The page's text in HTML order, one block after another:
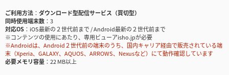
ご利用方法
ダウンロード型配信サービス（買切型）
同時使用端末数
3
対応OS
iOS最新の２世代前まで / Android最新の２世代前まで
※コンテンツの使用にあたり、専用ビューアisho.jpが必要
※Androidは、Android２世代前の端末のうち、国内キャリア経由で販売されている端
末（Xperia、GALAXY、AQUOS、ARROWS、Nexusなど）にて動作確認しています
必要メモリ容量
22 MB以上